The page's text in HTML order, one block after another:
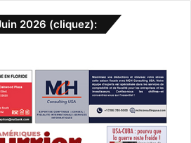
2026 (cliquez):